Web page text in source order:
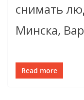
снимать
Минска,
Read more